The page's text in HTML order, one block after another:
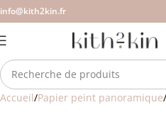
info@kith2kin.fr
Accueil Papier peint panoramique